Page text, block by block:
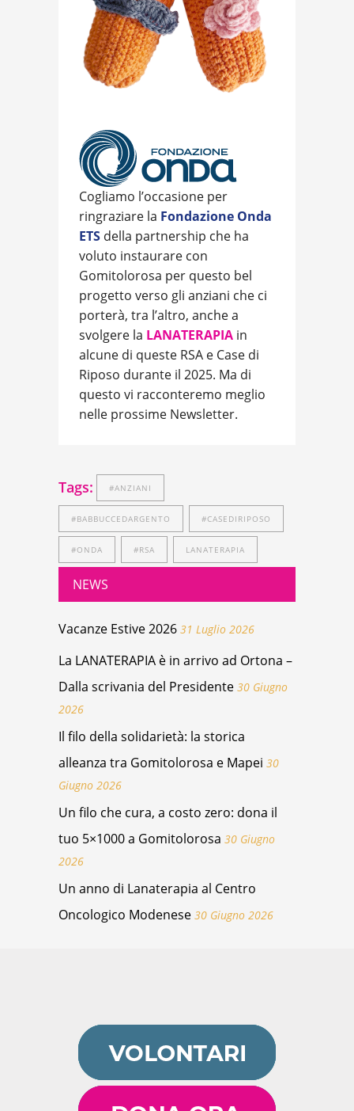
Cogliamo l’occasione per
ringraziare la Fondazione Onda
ETS della partnership che ha
voluto instaurare con
Gomitolorosa per questo bel
progetto verso gli anziani che ci
porterà, tra l’altro, anche a
svolgere la LANATERAPIA in
alcune di queste RSA e Case di
Riposo durante il 2025. Ma di
questo vi racconteremo meglio
nelle prossime Newsletter.
Tags: #ANZIANI
#BABBUCCEDARGENTO #CASEDIRIPOSO
#ONDA #RSA LANATERAPIA
NEWS
Vacanze Estive 2026 31 Luglio 2026
La LANATERAPIA è in arrivo ad Ortona –
Dalla scrivania del Presidente 30 Giugno
2026
Il filo della solidarietà: la storica
alleanza tra Gomitolorosa e Mapei 30
Giugno 2026
Un filo che cura, a costo zero: dona il
tuo 5×1000 a Gomitolorosa 30 Giugno
2026
Un anno di Lanaterapia al Centro
Oncologico Modenese 30 Giugno 2026